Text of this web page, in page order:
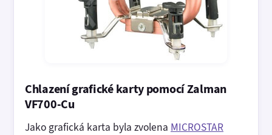
Chlazení grafické karty pomocí Zalman
VF700-Cu
Jako grafická karta byla zvolena MICROSTAR